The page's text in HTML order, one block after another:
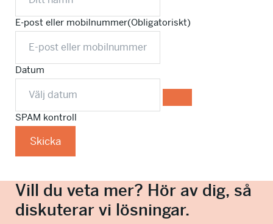
E-post eller mobilnummer(Obligatoriskt)
Datum
SPAM kontroll
Skicka
Vill du veta mer? Hör av dig, så
diskuterar vi lösningar.